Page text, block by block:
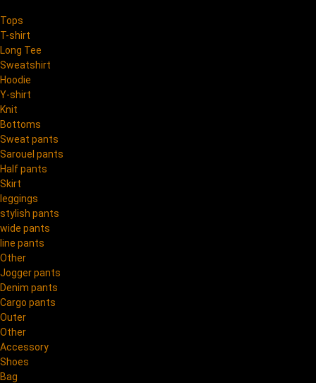
Tops
T-shirt
Long Tee
Sweatshirt
Hoodie
Y-shirt
Knit
Bottoms
Sweat pants
Sarouel pants
Half pants
Skirt
leggings
stylish pants
wide pants
line pants
Other
Jogger pants
Denim pants
Cargo pants
Outer
Other
Accessory
Shoes
Bag